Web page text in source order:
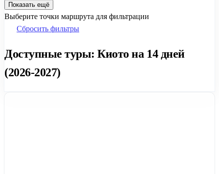
Показать ещё
Выберите точки маршрута для фильтрации
Сбросить фильтры
Доступные туры: Киото на 14 дней
(2026-2027)